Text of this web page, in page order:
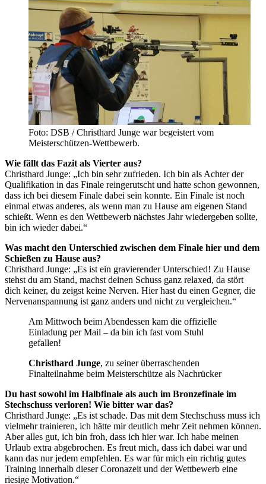
Foto: DSB / Christhard Junge war begeistert vom
Meisterschützen-Wettbewerb.
Wie fällt das Fazit als Vierter aus?
Christhard Junge: „Ich bin sehr zufrieden. Ich bin als Achter der
Qualifikation in das Finale reingerutscht und hatte schon gewonnen,
dass ich bei diesem Finale dabei sein konnte. Ein Finale ist noch
einmal etwas anderes, als wenn man zu Hause am eigenen Stand
schießt. Wenn es den Wettbewerb nächstes Jahr wiedergeben sollte,
bin ich wieder dabei.“
Was macht den Unterschied zwischen dem Finale hier und dem
Schießen zu Hause aus?
Christhard Junge: „Es ist ein gravierender Unterschied! Zu Hause
stehst du am Stand, machst deinen Schuss ganz relaxed, da stört
dich keiner, du zeigst keine Nerven. Hier hast du einen Gegner, die
Nervenanspannung ist ganz anders und nicht zu vergleichen.“
Am Mittwoch beim Abendessen kam die offizielle
Einladung per Mail – da bin ich fast vom Stuhl
gefallen!
Christhard Junge, zu seiner überraschenden
Finalteilnahme beim Meisterschütze als Nachrücker
Du hast sowohl im Halbfinale als auch im Bronzefinale im
Stechschuss verloren! Wie bitter war das?
Christhard Junge: „Es ist schade. Das mit dem Stechschuss muss ich
vielmehr trainieren, ich hätte mir deutlich mehr Zeit nehmen können.
Aber alles gut, ich bin froh, dass ich hier war. Ich habe meinen
Urlaub extra abgebrochen. Es freut mich, dass ich dabei war und
kann das nur jedem empfehlen. Es war für mich ein richtig gutes
Training innerhalb dieser Coronazeit und der Wettbewerb eine
riesige Motivation.“